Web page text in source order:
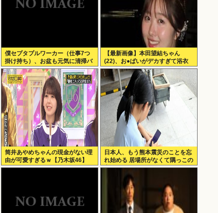
僕セプタプルワーカー（仕事7つ
掛け持ち）、お盆も元気に清掃バ
イト！
【最新画像】本田望結ちゃん
(22)、お●ぱいがデカすぎて浴衣
が…
筒井あやめちゃんの現金がない理
由が可愛すぎるｗ【乃木坂46】
日本人、もう熊本震災のことを忘
れ始める 居場所がなくて隅っこの
方でゲームするポニーテルの女子
小学生もいるんだぞ！！